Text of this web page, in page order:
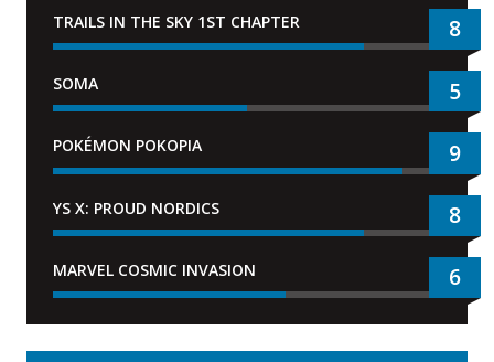
TRAILS IN THE SKY 1ST CHAPTER 8
SOMA 5
POKÉMON POKOPIA 9
YS X: PROUD NORDICS 8
MARVEL COSMIC INVASION 6